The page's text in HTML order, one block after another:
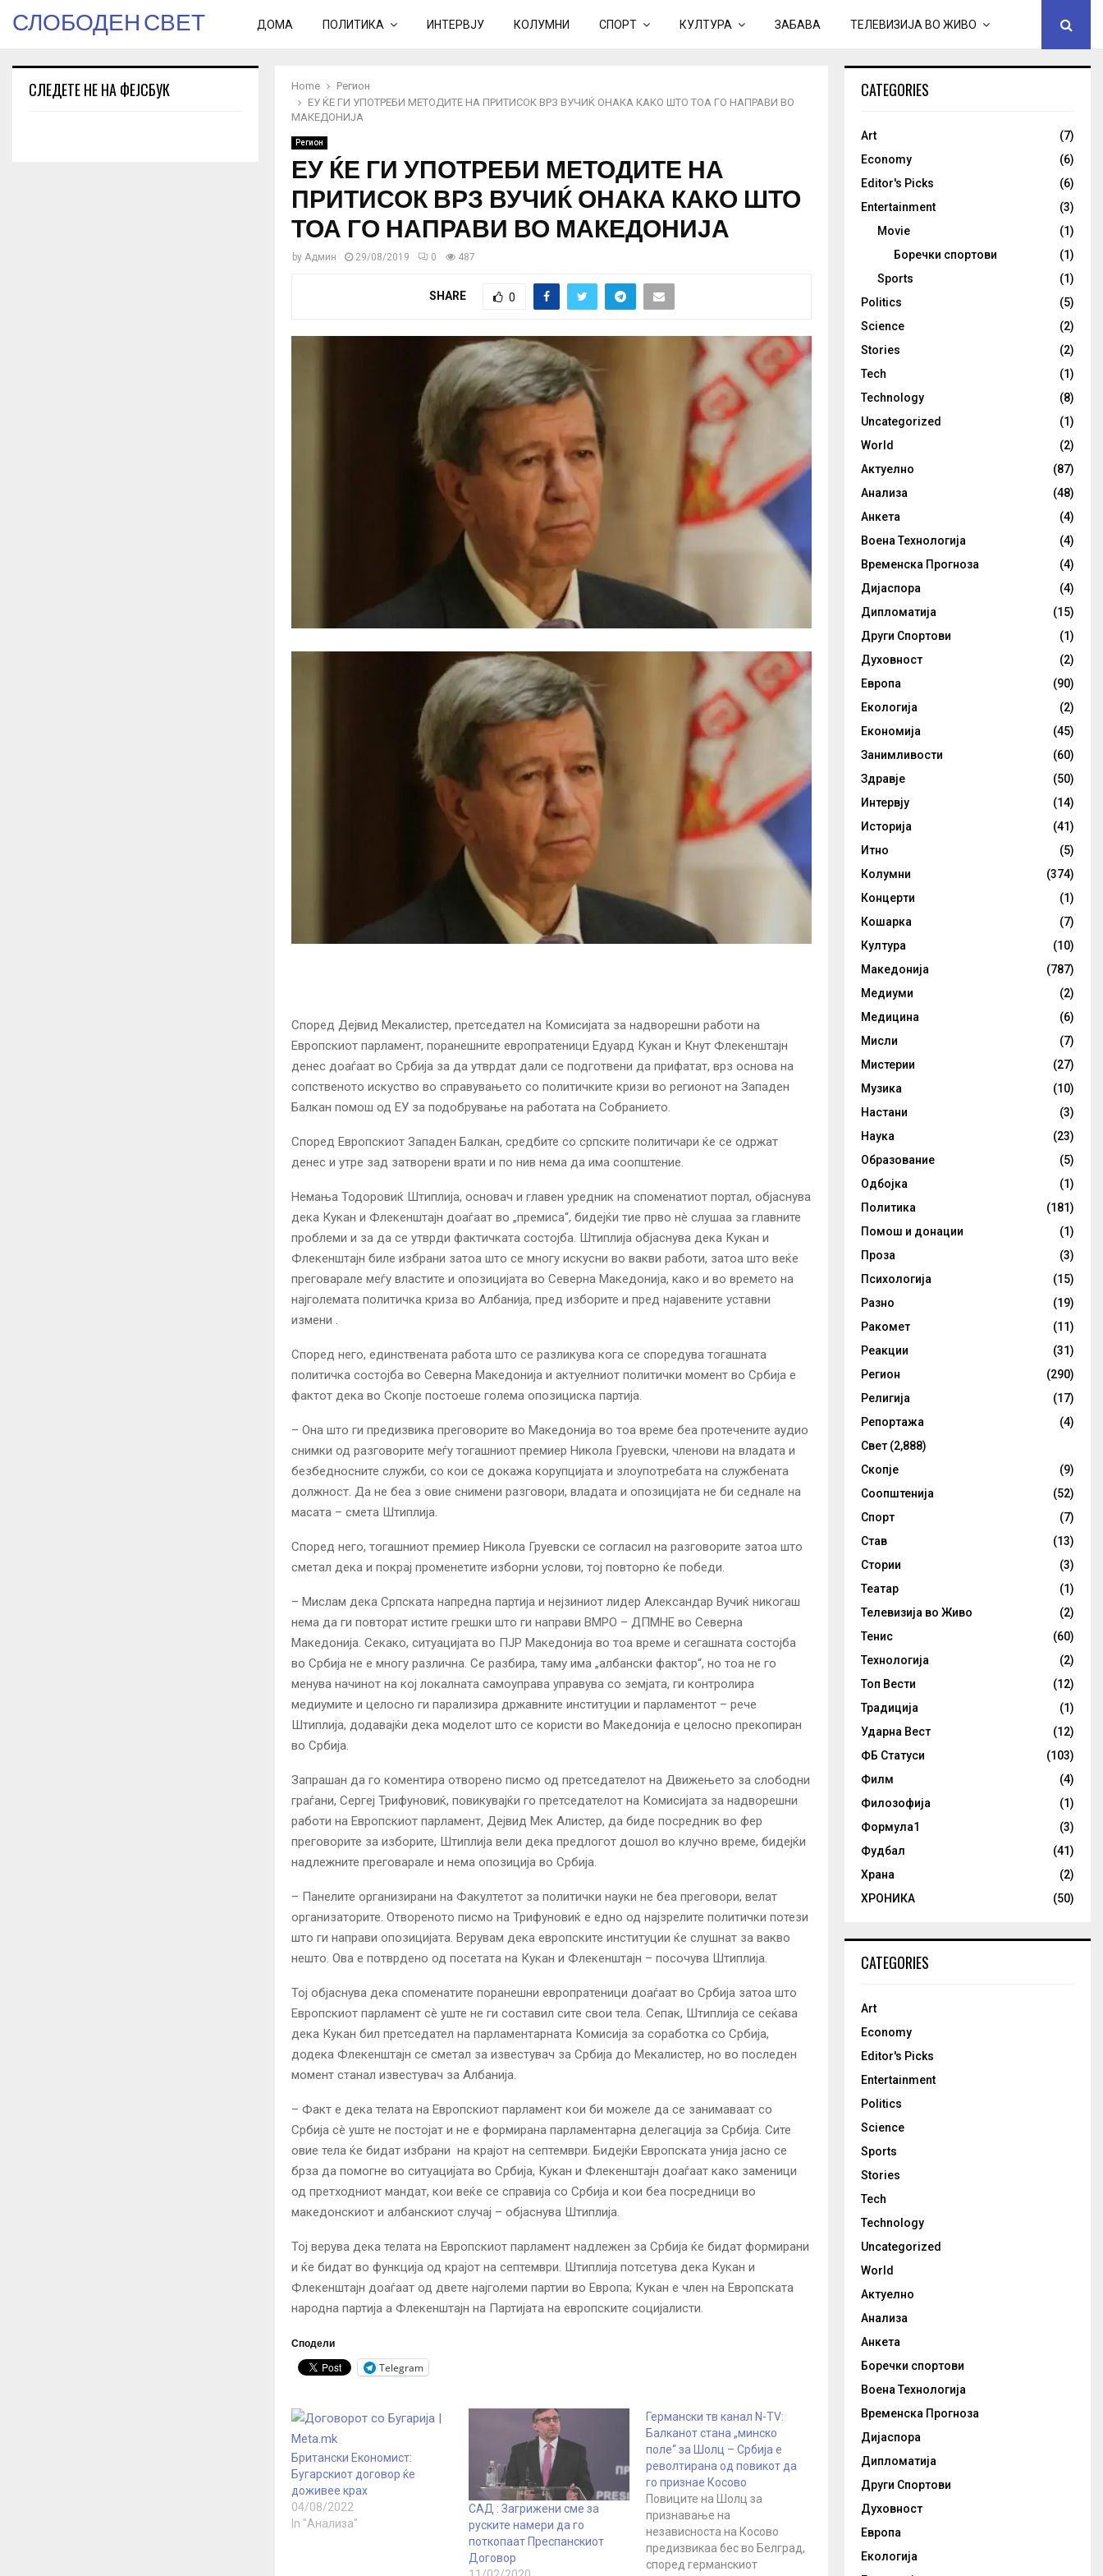
СЛОБОДЕН СВЕТ ДОМА ПОЛИТИКА ИНТЕРВЈУ КОЛУМНИ СПОРТ КУЛТУРА ЗАБАВА ТЕЛЕВИЗИЈА ВО ЖИВО
Home
Регион
ЕУ ЌЕ ГИ УПОТРЕБИ МЕТОДИТЕ НА ПРИТИСОК ВРЗ ВУЧИЌ ОНАКА КАКО ШТО ТОА ГО НАПРАВИ ВО
МАКЕДОНИЈА
Регион
ЕУ ЌЕ ГИ УПОТРЕБИ МЕТОДИТЕ НА
ПРИТИСОК ВРЗ ВУЧИЌ ОНАКА КАКО ШТО
ТОА ГО НАПРАВИ ВО МАКЕДОНИЈА
by Админ 29/08/2019 0 487
SHARE 0
Според Дејвид Мекалистер, претседател на Комисијата за надворешни работи на
Европскиот парламент, поранешните европратеници Едуард Кукан и Кнут Флекенштајн
денес доаѓаат во Србија за да утврдат дали се подготвени да прифатат, врз основа на
сопственото искуство во справувањето со политичките кризи во регионот на Западен
Балкан помош од ЕУ за подобрување на работата на Собранието.
Според Европскиот Западен Балкан, средбите со српските политичари ќе се одржат
денес и утре зад затворени врати и по нив нема да има соопштение.
Немања Тодоровиќ Штиплија, основач и главен уредник на споменатиот портал, објаснува
дека Кукан и Флекенштајн доаѓаат во „премиса“, бидејќи тие прво нè слушаа за главните
проблеми и за да се утврди фактичката состојба. Штиплија објаснува дека Кукан и
Флекенштајн биле избрани затоа што се многу искусни во вакви работи, затоа што веќе
преговарале меѓу властите и опозицијата во Северна Македонија, како и во времето на
најголемата политичка криза во Албанија, пред изборите и пред најавените уставни
измени .
Според него, единствената работа што се разликува кога се споредува тогашната
политичка состојба во Северна Македонија и актуелниот политички момент во Србија е
фактот дека во Скопје постоеше голема опозициска партија.
– Она што ги предизвика преговорите во Македонија во тоа време беа протечените аудио
снимки од разговорите меѓу тогашниот премиер Никола Груевски, членови на владата и
безбедносните служби, со кои се докажа корупцијата и злоупотребата на службената
должност. Да не беа з овие снимени разговори, владата и опозицијата не би седнале на
масата – смета Штиплија.
Според него, тогашниот премиер Никола Груевски се согласил на разговорите затоа што
сметал дека и покрај променетите изборни услови, тој повторно ќе победи.
– Мислам дека Српската напредна партија и нејзиниот лидер Александар Вучиќ никогаш
нема да ги повторат истите грешки што ги направи ВМРО – ДПМНЕ во Северна
Македонија. Секако, ситуацијата во ПЈР Македонија во тоа време и сегашната состојба
во Србија не е многу различна. Се разбира, таму има „албански фактор“, но тоа не го
менува начинот на кој локалната самоуправа управува со земјата, ги контролира
медиумите и целосно ги парализира државните институции и парламентот – рече
Штиплија, додавајќи дека моделот што се користи во Македонија е целосно прекопиран
во Србија.
Запрашан да го коментира отворено писмо од претседателот на Движењето за слободни
граѓани, Сергеј Трифуновиќ, повикувајќи го претседателот на Комисијата за надворешни
работи на Европскиот парламент, Дејвид Мек Алистер, да биде посредник во фер
преговорите за изборите, Штиплија вели дека предлогот дошол во клучно време, бидејќи
надлежните преговарале и нема опозиција во Србија.
– Панелите организирани на Факултетот за политички науки не беа преговори, велат
организаторите. Отвореното писмо на Трифуновиќ е едно од најзрелите политички потези
што ги направи опозицијата. Верувам дека европските институции ќе слушнат за вакво
нешто. Ова е потврдено од посетата на Кукан и Флекенштајн – посочува Штиплија.
Тој објаснува дека споменатите поранешни европратеници доаѓаат во Србија затоа што
Европскиот парламент сè уште не ги составил сите свои тела. Сепак, Штиплија се сеќава
дека Кукан бил претседател на парламентарната Комисија за соработка со Србија,
додека Флекенштајн се сметал за известувач за Србија до Мекалистер, но во последен
момент станал известувач за Албанија.
– Факт е дека телата на Европскиот парламент кои би можеле да се занимаваат со
Србија сè уште не постојат и не е формирана парламентарна делегација за Србија. Сите
овие тела ќе бидат избрани на крајот на септември. Бидејќи Европската унија јасно се
брза да помогне во ситуацијата во Србија, Кукан и Флекенштајн доаѓаат како заменици
од претходниот мандат, кои веќе се справија со Србија и кои беа посредници во
македонскиот и албанскиот случај – објаснува Штиплија.
Тој верува дека телата на Европскиот парламент надлежен за Србија ќе бидат формирани
и ќе бидат во функција од крајот на септември. Штиплија потсетува дека Кукан и
Флекенштајн доаѓаат од двете најголеми партии во Европа; Кукан е член на Европската
народна партија а Флекенштајн на Партијата на европските социјалисти.
Сподели
Telegram
Британски Економист:
Бугарскиот договор ќе
доживее крах
04/08/2022
In "Анализа"
САД : Загрижени сме за
руските намери да го
поткопаат Преспанскиот
Договор
Германски тв канал N-TV:
Балканот стана „минско
поле“ за Шолц – Србија е
револтирана од повикот да
го признае Косово
Повиците на Шолц за
признавање на
независноста на Косово
предизвикаа бес во Белград,
според германскиот
СЛЕДЕТЕ НЕ НА ФЕЈСБУК CATEGORIES
Art
(7)
Economy
(6)
Editor's Picks
(6)
Entertainment
(3)
Movie
(1)
Боречки спортови
(1)
Sports
(1)
Politics
(5)
Science
(2)
Stories
(2)
Tech
(1)
Technology
(8)
Uncategorized
(1)
World
(2)
Актуелно
(87)
Анализа
(48)
Анкета
(4)
Воена Технологија
(4)
Временска Прогноза
(4)
Дијаспора
(4)
Дипломатија
(15)
Други Спортови
(1)
Духовност
(2)
Европа
(90)
Екологија
(2)
Економија
(45)
Занимливости
(60)
Здравје
(50)
Интервју
(14)
Историја
(41)
Итно
(5)
Колумни
(374)
Концерти
(1)
Кошарка
(7)
Култура
(10)
Македонија
(787)
Медиуми
(2)
Медицина
(6)
Мисли
(7)
Мистерии
(27)
Музика
(10)
Настани
(3)
Наука
(23)
Образование
(5)
Одбојка
(1)
Политика
(181)
Помош и донации
(1)
Проза
(3)
Психологија
(15)
Разно
(19)
Ракомет
(11)
Реакции
(31)
Регион
(290)
Религија
(17)
Репортажа
(4)
Свет (2,888)
Скопје
(9)
Соопштенија
(52)
Спорт
(7)
Став
(13)
Стории
(3)
Театар
(1)
Телевизија во Живо
(2)
Тенис
(60)
Технологија
(2)
Топ Вести
(12)
Традиција
(1)
Ударна Вест
(12)
ФБ Статуси
(103)
Филм
(4)
Филозофија
(1)
Формула1
(3)
Фудбал
(41)
Храна
(2)
ХРОНИКА
(50)
CATEGORIES
Art
Economy
Editor's Picks
Entertainment
Politics
Science
Sports
Stories
Tech
Technology
Uncategorized
World
Актуелно
Анализа
Анкета
Боречки спортови
Воена Технологија
Временска Прогноза
Дијаспора
Дипломатија
Други Спортови
Духовност
Европа
Екологија